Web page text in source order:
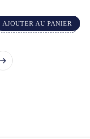
AJOUTER AU PANIER